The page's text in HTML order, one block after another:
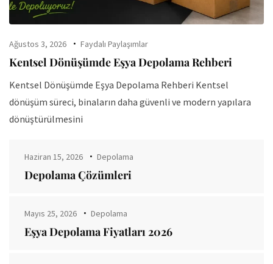
Ağustos 3, 2026 Faydalı Paylaşımlar
Kentsel Dönüşümde Eşya Depolama Rehberi
Kentsel Dönüşümde Eşya Depolama Rehberi Kentsel
dönüşüm süreci, binaların daha güvenli ve modern yapılara
dönüştürülmesini
Haziran 15, 2026 Depolama
Depolama Çözümleri
Mayıs 25, 2026 Depolama
Eşya Depolama Fiyatları 2026